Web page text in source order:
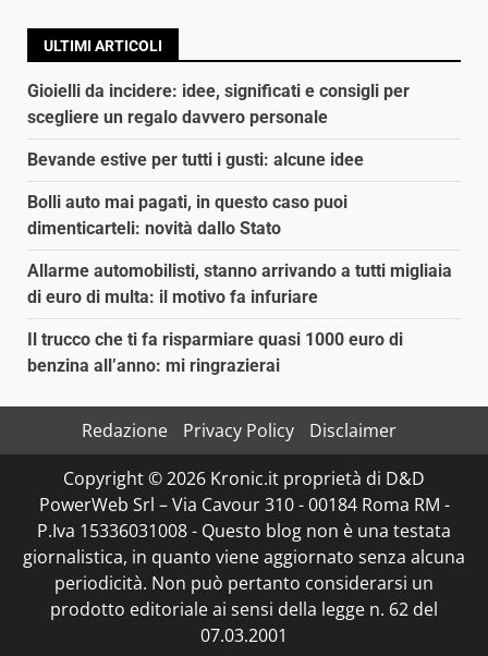
ULTIMI ARTICOLI
Gioielli da incidere: idee, significati e consigli per
scegliere un regalo davvero personale
Bevande estive per tutti i gusti: alcune idee
Bolli auto mai pagati, in questo caso puoi
dimenticarteli: novità dallo Stato
Allarme automobilisti, stanno arrivando a tutti migliaia
di euro di multa: il motivo fa infuriare
Il trucco che ti fa risparmiare quasi 1000 euro di
benzina all’anno: mi ringrazierai
Redazione Privacy Policy
Disclaimer
Copyright © 2026 Kronic.it proprietà di D&D
PowerWeb Srl – Via Cavour 310 - 00184 Roma RM -
P.Iva 15336031008 - Questo blog non è una testata
giornalistica, in quanto viene aggiornato senza alcuna
periodicità. Non può pertanto considerarsi un
prodotto editoriale ai sensi della legge n. 62 del
07.03.2001